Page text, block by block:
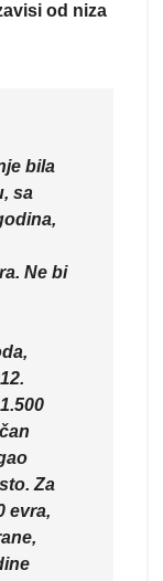
od niza
bila
sa
Ne bi
Za
evra,